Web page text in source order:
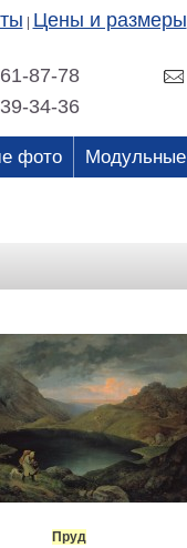
Цены и размеры
87-78
34-36
фото Модульные
Пруд